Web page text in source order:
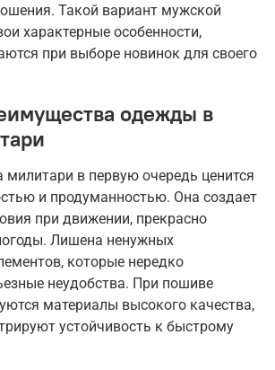
Такой вариант мужской
характерные особенности,
при выборе новинок для своего
одежды в
в первую очередь ценится
и продуманностью. Она создает
при движении, прекрасно
Лишена ненужных
которые нередко
неудобства. При пошиве
материалы высокого качества,
устойчивость к быстрому